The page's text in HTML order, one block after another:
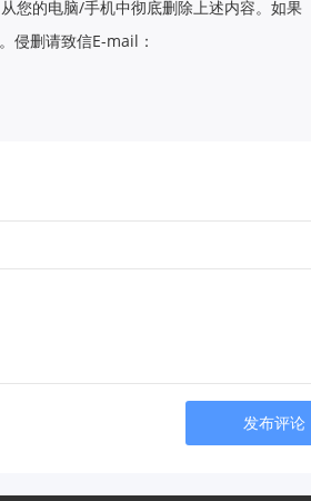
您的电脑/手机中彻底删除上述内容。如果
侵删请致信E-mail：
发布评论